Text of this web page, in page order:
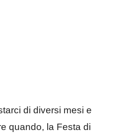
di diversi mesi e
quando, la Festa di